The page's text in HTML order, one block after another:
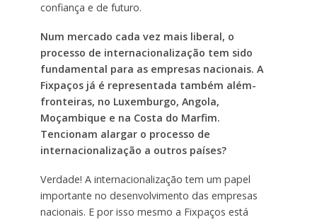
confiança e de futuro.
Num mercado cada vez mais liberal, o
processo de internacionalização tem sido
fundamental para as empresas nacionais. A
Fixpaços já é representada também além-
fronteiras, no Luxemburgo, Angola,
Moçambique e na Costa do Marfim.
Tencionam alargar o processo de
internacionalização a outros países?
Verdade! A internacionalização tem um papel
importante no desenvolvimento das empresas
nacionais. E por isso mesmo a Fixpaços está